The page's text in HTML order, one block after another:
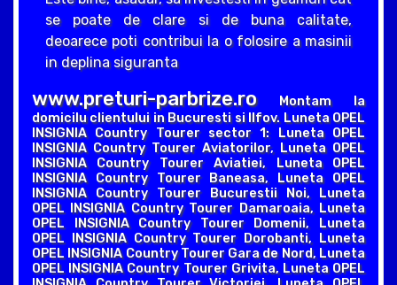
se poate de clare si de buna calitate,
deoarece poti contribui la o folosire a masinii
in deplina siguranta
www.preturi-parbrize.roMontam la
domicilu clientului in Bucuresti si Ilfov. Luneta OPEL
INSIGNIA Country Tourer sector 1: Luneta OPEL
INSIGNIA Country Tourer Aviatorilor, Luneta OPEL
INSIGNIA Country Tourer Aviatiei, Luneta OPEL
INSIGNIA Country Tourer Baneasa, Luneta OPEL
INSIGNIA Country Tourer Bucurestii Noi, Luneta
OPEL INSIGNIA Country Tourer Damaroaia, Luneta
OPEL INSIGNIA Country Tourer Domenii, Luneta
OPEL INSIGNIA Country Tourer Dorobanti, Luneta
OPEL INSIGNIA Country Tourer Gara de Nord, Luneta
OPEL INSIGNIA Country Tourer Grivita, Luneta OPEL